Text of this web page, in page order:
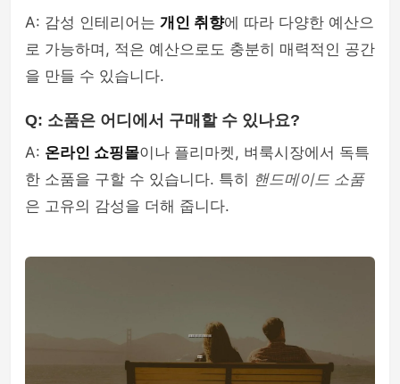
A: 감성 인테리어는 개인 취향에 따라 다양한 예산으
로 가능하며, 적은 예산으로도 충분히 매력적인 공간
을 만들 수 있습니다.
Q: 소품은 어디에서 구매할 수 있나요?
A: 온라인 쇼핑몰이나 플리마켓, 벼룩시장에서 독특
한 소품을 구할 수 있습니다. 특히 핸드메이드 소품
은 고유의 감성을 더해 줍니다.